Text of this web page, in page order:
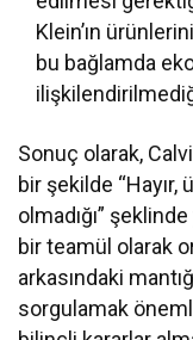
Klein’ın
bu bağlamda
Sonuç olarak,
bir şekilde “Hayır,
olmadığı”
bir teamül olarak
arkasındaki
sorgulamak